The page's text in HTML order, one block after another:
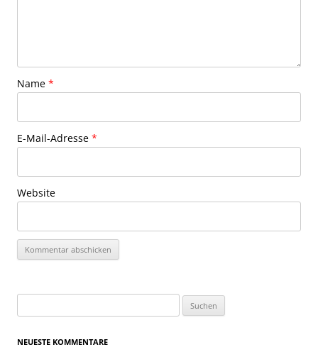
Name *
E-Mail-Adresse *
Website
nach:
NEUESTE KOMMENTARE